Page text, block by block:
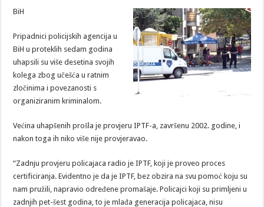
BiH
Pripadnici policijskih agencija u
BiH u proteklih sedam godina
uhapsili su više desetina svojih
kolega zbog učešća u ratnim
zločinima i povezanosti s
organiziranim kriminalom.
Većina uhapšenih prošla je provjeru IPTF-a, završenu 2002. godine, i
nakon toga ih niko više nije provjeravao.
“Zadnju provjeru policajaca radio je IPTF, koji je proveo proces
certificiranja. Evidentno je da je IPTF, bez obzira na svu pomoć koju su
nam pružili, napravio određene promašaje. Policajci koji su primljeni u
zadnjih pet-šest godina, to je mlađa generacija policajaca, nisu